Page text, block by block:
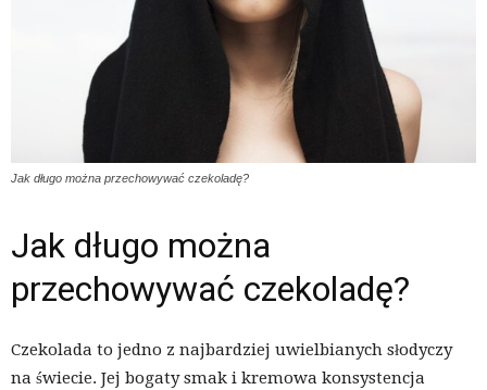
Jak długo można przechowywać czekoladę?
Jak długo można
przechowywać czekoladę?
Czekolada to jedno z najbardziej uwielbianych słodyczy
na świecie. Jej bogaty smak i kremowa konsystencja